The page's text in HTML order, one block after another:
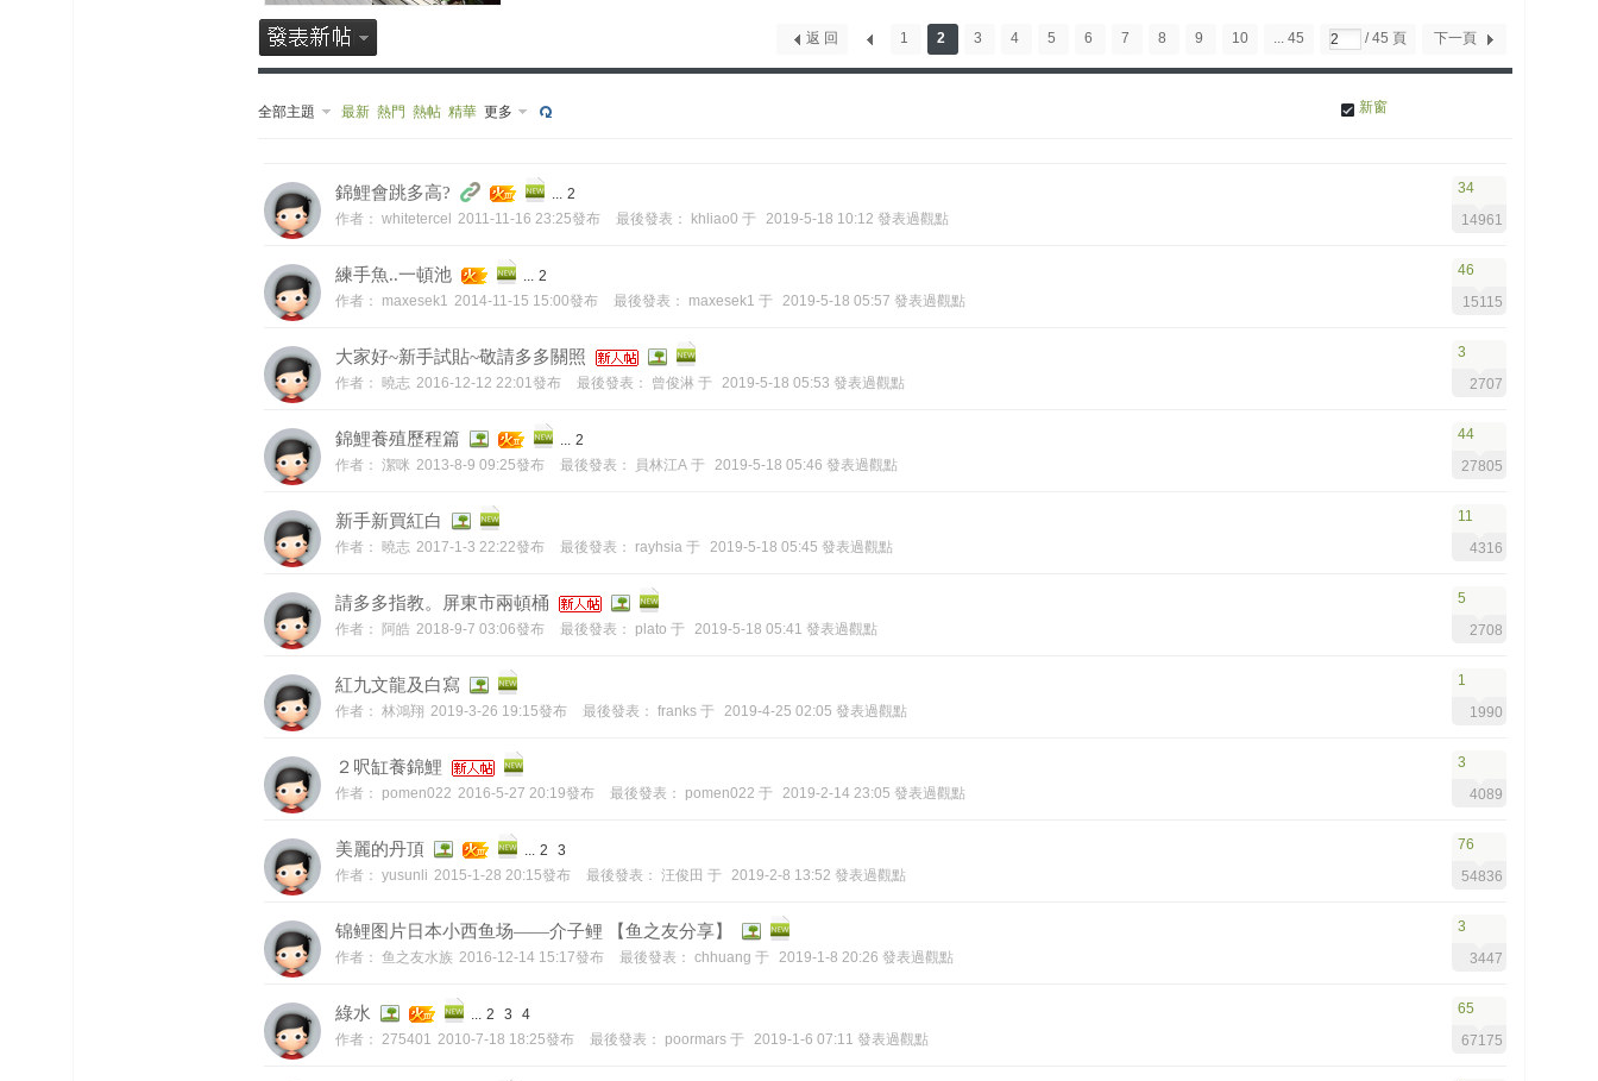
1 2 3 4 5 6 7 8 9 10 ... 45 / 45 頁 下一頁
返 回
全部主題 最新 熱門 熱帖 精華 更多 新窗
錦鯉會跳多高? ... 2
作者： whitetercel 2011-11-16 23:25發布 最後發表： khliao0 于 2019-5-18 10:12 發表過觀點
34
14961
練手魚..一頓池 ... 2
作者： maxesek1 2014-11-15 15:00發布 最後發表： maxesek1 于 2019-5-18 05:57 發表過觀點
46
15115
大家好~新手試貼~敬請多多關照
作者： 曉志 2016-12-12 22:01發布 最後發表： 曾俊淋 于 2019-5-18 05:53 發表過觀點
3
2707
錦鯉養殖歷程篇 ... 2
作者： 潔咪 2013-8-9 09:25發布 最後發表： 員林江A 于 2019-5-18 05:46 發表過觀點
44
27805
新手新買紅白
作者： 曉志 2017-1-3 22:22發布 最後發表： rayhsia 于 2019-5-18 05:45 發表過觀點
11
4316
請多多指教。屏東市兩頓桶
作者： 阿皓 2018-9-7 03:06發布 最後發表： plato 于 2019-5-18 05:41 發表過觀點
5
2708
紅九文龍及白寫
作者： 林鴻翔 2019-3-26 19:15發布 最後發表： franks 于 2019-4-25 02:05 發表過觀點
1
1990
２呎缸養錦鯉
作者： pomen022 2016-5-27 20:19發布 最後發表： pomen022 于 2019-2-14 23:05 發表過觀點
3
4089
美麗的丹頂 ... 2
3
作者： yusunli 2015-1-28 20:15發布 最後發表： 汪俊田 于 2019-2-8 13:52 發表過觀點
76
54836
锦鲤图片日本小西鱼场——介子鲤 【鱼之友分享】
作者： 鱼之友水族 2016-12-14 15:17發布 最後發表： chhuang 于 2019-1-8 20:26 發表過觀點
3
3447
綠水 ... 2 3
4
作者： 275401 2010-7-18 18:25發布 最後發表： poormars 于 2019-1-6 07:11 發表過觀點
65
67175